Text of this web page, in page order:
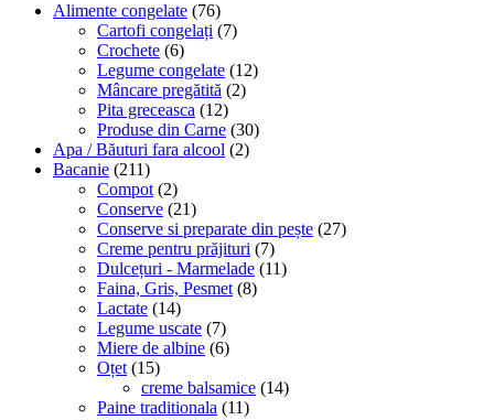
Alimente congelate (76)
Cartofi congelați (7)
Crochete (6)
Legume congelate (12)
Mâncare pregătită (2)
Pita greceasca (12)
Produse din Carne (30)
Apa / Băuturi fara alcool (2)
Bacanie (211)
Compot (2)
Conserve (21)
Conserve si preparate din pește (27)
Creme pentru prăjituri (7)
Dulcețuri - Marmelade (11)
Faina, Gris, Pesmet (8)
Lactate (14)
Legume uscate (7)
Miere de albine (6)
Oțet (15)
creme balsamice (14)
Paine traditionala (11)